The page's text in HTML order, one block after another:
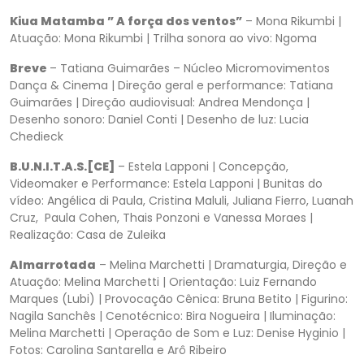
Kiua Matamba ” A força dos ventos” – Mona Rikumbi |
Atuação: Mona Rikumbi | Trilha sonora ao vivo: Ngoma
Breve – Tatiana Guimarães – Núcleo Micromovimentos
Dança & Cinema | Direção geral e performance: Tatiana
Guimarães | Direção audiovisual: Andrea Mendonça |
Desenho sonoro: Daniel Conti | Desenho de luz: Lucia
Chedieck
B.U.N.I.T.A.S.[CE] – Estela Lapponi | Concepção,
Videomaker e Performance: Estela Lapponi | Bunitas do
vídeo: Angélica di Paula, Cristina Maluli, Juliana Fierro, Luanah
Cruz, Paula Cohen, Thais Ponzoni e Vanessa Moraes |
Realização: Casa de Zuleika
Almarrotada – Melina Marchetti | Dramaturgia, Direção e
Atuação: Melina Marchetti | Orientação: Luiz Fernando
Marques (Lubi) | Provocação Cênica: Bruna Betito | Figurino:
Nagila Sanchês | Cenotécnico: Bira Nogueira | Iluminação:
Melina Marchetti | Operação de Som e Luz: Denise Hyginio |
Fotos: Carolina Santarella e Arô Ribeiro